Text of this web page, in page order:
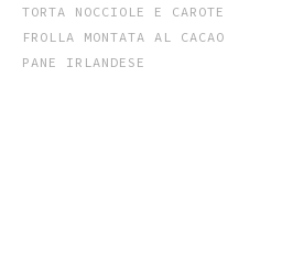
TORTA NOCCIOLE E CAROTE
FROLLA MONTATA AL CACAO
PANE IRLANDESE